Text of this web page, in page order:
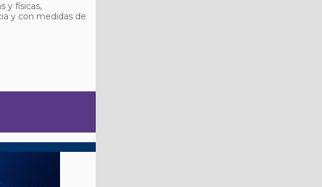
y físicas,
y con medidas de